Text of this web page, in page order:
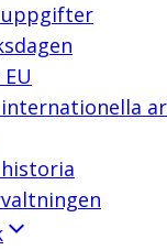
uppgifter
internationella
historia